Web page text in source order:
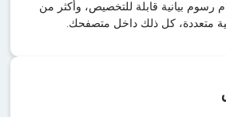
رسوم بيانية قابلة للتخصيص، وأكثر من